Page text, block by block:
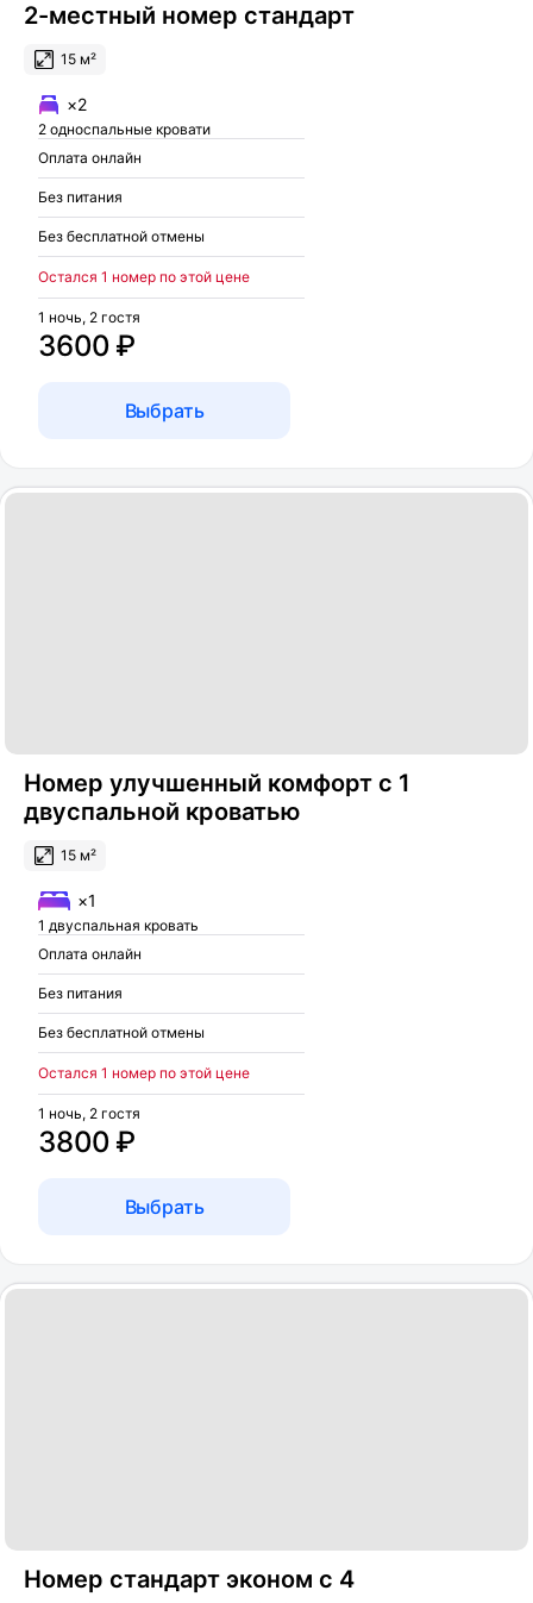
2-местный номер стандарт
15 м²
×2
2 односпальные кровати
Оплата онлайн
Без питания
Без бесплатной отмены
Остался 1 номер по этой цене
3600 ₽
1 ночь, 2 гостя
Выбрать
Номер улучшенный комфорт с 1
двуспальной кроватью
15 м²
×1
1 двуспальная кровать
Оплата онлайн
Без питания
Без бесплатной отмены
Остался 1 номер по этой цене
3800 ₽
1 ночь, 2 гостя
Выбрать
Номер стандарт эконом с 4